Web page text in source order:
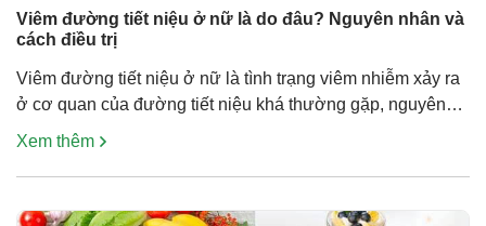
Viêm đường tiết niệu ở nữ là do đâu? Nguyên nhân và
cách điều trị
Viêm đường tiết niệu ở nữ là tình trạng viêm nhiễm xảy ra
ở cơ quan của đường tiết niệu khá thường gặp, nguyên
nhân thường gặp do vi sinh vật xâm nhập gây hại hoặc do
tiết niệu ở nữ thường […]
Xem thêm